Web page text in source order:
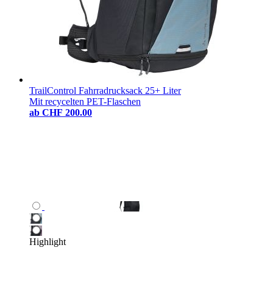
TrailControl Fahrradrucksack 25+ Liter
Mit recycelten PET-Flaschen
ab CHF 200.00
Highlight